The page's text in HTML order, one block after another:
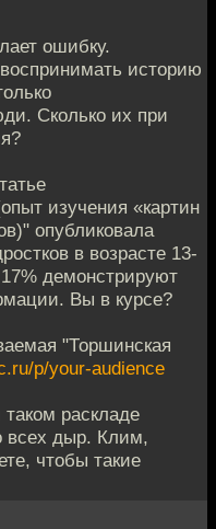
ошибку.
историю
Сколько их при
изучения «картин
опубликовала
в возрасте 13-
демонстрируют
Вы в курсе?
"Торшинская
p/your-audience
раскладе
всех дыр. Клим,
чтобы такие